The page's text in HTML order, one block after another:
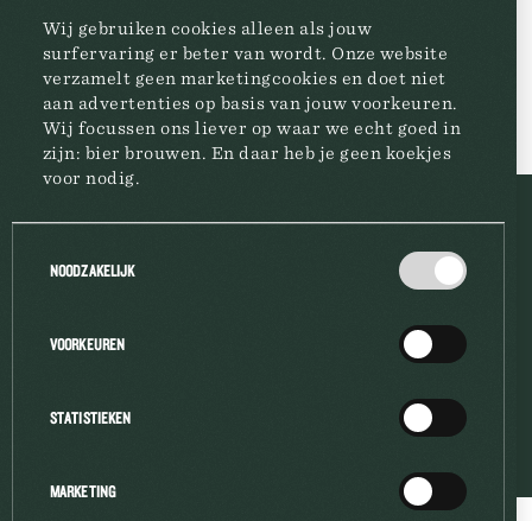
Wij gebruiken cookies alleen als jouw
surfervaring er beter van wordt. Onze website
verzamelt geen marketingcookies en doet niet
aan advertenties op basis van jouw voorkeuren.
Wij focussen ons liever op waar we echt goed in
zijn: bier brouwen. En daar heb je geen koekjes
voor nodig.
NOODZAKELIJK
VOORKEUREN
STATISTIEKEN
MARKETING
DOWNLOAD JPEG